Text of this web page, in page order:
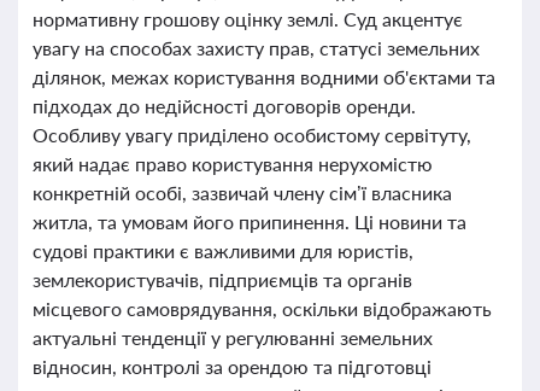
нормативну грошову оцінку землі. Суд акцентує
увагу на способах захисту прав, статусі земельних
ділянок, межах користування водними об'єктами та
підходах до недійсності договорів оренди.
Особливу увагу приділено особистому сервітуту,
який надає право користування нерухомістю
конкретній особі, зазвичай члену сім’ї власника
житла, та умовам його припинення. Ці новини та
судові практики є важливими для юристів,
землекористувачів, підприємців та органів
місцевого самоврядування, оскільки відображають
актуальні тенденції у регулюванні земельних
відносин, контролі за орендою та підготовці